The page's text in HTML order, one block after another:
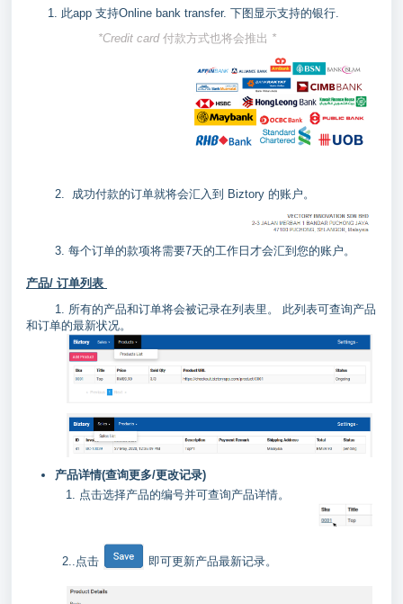
1. 此app 支持Online bank transfer. 下图显示支持的银行.
*Credit card付款方式也将会推出 *
2. 成功付款的订单就将会汇入到 Biztory 的账户。
3. 每个订单的款项将需要7天的工作日才会汇到您的账户。
产品/ 订单列表
1. 所有的产品和订单将会被记录在列表里。 此列表可查询产品
和订单的最新状况。
产品详情(查询更多/更改记录)
1. 点击选择产品的编号并可查询产品详情。
2.. 点击 即可更新产品最新记录。